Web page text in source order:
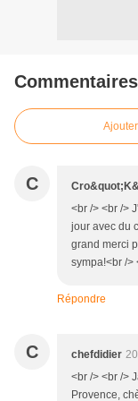
Commentaires
C
<br /> <br />
jour avec du
grand merci
sympa!<br />
Répondre
C chefdidier
<br /> <br />
Provence,